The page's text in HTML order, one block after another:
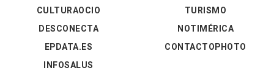
CULTURAOCIO
DESCONECTA
EPDATA.ES
INFOSALUS
TURISMO
NOTIMÉRICA
CONTACTOPHOTO